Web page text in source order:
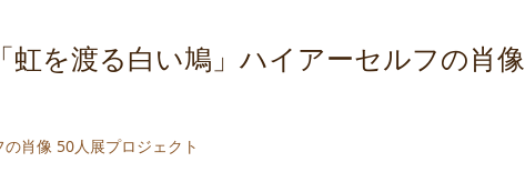
「虹を渡る白い鳩」ハイアーセルフの肖像
肖像 50人展プロジェクト